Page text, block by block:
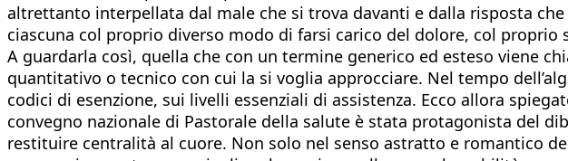
altrettanto interpellata dal male che si trova davanti e dalla risposta
ciascuna col proprio diverso modo di farsi carico del dolore, col
A guardarla così, quella che con un termine generico ed esteso viene
quantitativo o tecnico con cui la si voglia approcciare. Nel tempo
codici di esenzione, sui livelli essenziali di assistenza. Ecco allora
convegno nazionale di Pastorale della salute è stata protagonista del
restituire centralità al cuore. Non solo nel senso astratto e romantico